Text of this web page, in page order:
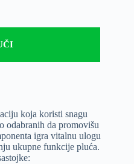
koja koristi snagu
odabranih da promovišu
igra vitalnu ulogu
ukupne funkcije pluća.